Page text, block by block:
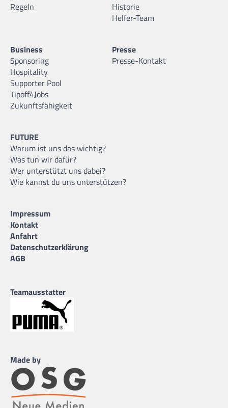
Regeln
Historie
Helfer-Team
Business
Sponsoring
Hospitality
Supporter Pool
Tipoff4Jobs
Zukunftsfähigkeit
Presse
Presse-Kontakt
FUTURE
Warum ist uns das wichtig?
Was tun wir dafür?
Wer unterstützt uns dabei?
Wie kannst du uns unterstützen?
Impressum
Kontakt
Anfahrt
Datenschutzerklärung
AGB
Teamausstatter
Made by